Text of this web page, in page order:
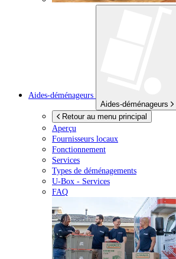
Aides-déménageurs
Aides-déménageurs
Retour au menu principal
Aperçu
Fournisseurs locaux
Fonctionnement
Services
Types de déménagements
U-Box - Services
FAQ